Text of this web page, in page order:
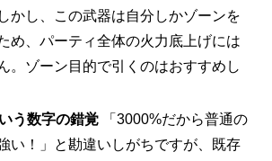
かし、この武器は自分しかゾーンを
め、パーティ全体の火力底上げには
。ゾーン目的で引くのはおすすめし
う数字の錯覚 「3000%だから普通の
い！」と勘違いしがちですが、既存